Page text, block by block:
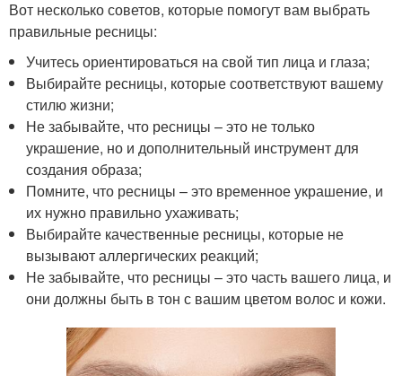
Вот несколько советов, которые помогут вам выбрать
правильные ресницы:
Учитесь ориентироваться на свой тип лица и глаза;
Выбирайте ресницы, которые соответствуют вашему
стилю жизни;
Не забывайте, что ресницы – это не только
украшение, но и дополнительный инструмент для
создания образа;
Помните, что ресницы – это временное украшение, и
их нужно правильно ухаживать;
Выбирайте качественные ресницы, которые не
вызывают аллергических реакций;
Не забывайте, что ресницы – это часть вашего лица, и
они должны быть в тон с вашим цветом волос и кожи.